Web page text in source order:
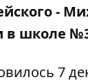
-
в школе
7